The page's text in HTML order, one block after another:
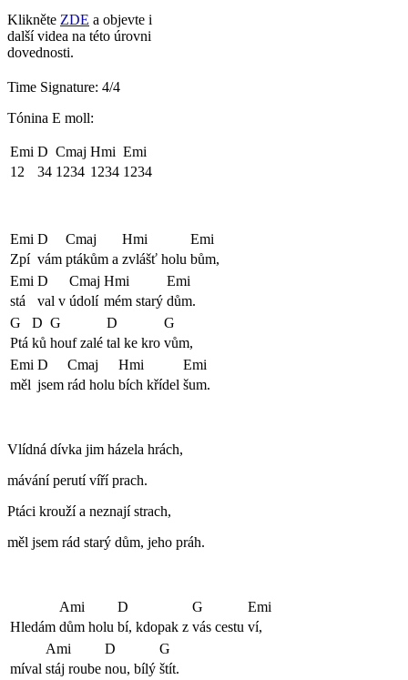
Klikněte ZDE a objevte i
další videa na této úrovni
dovednosti.
Time Signature: 4/4
Tónina E moll:
Emi D Cmaj Hmi Emi
12
34 1234 1234 1234
Emi D Cmaj Hmi
Emi
Zpí vám ptákům a zvlášť holu bům,
Emi D Cmaj Hmi
Emi
stá
val v údolí mém starý dům.
G
D G D
G
Ptá ků houf zalé tal ke kro vům,
Emi D Cmaj Hmi
Emi
měl jsem rád holu bích křídel šum.
Vlídná dívka jim házela hrách,
mávání perutí víří prach.
Ptáci krouží a neznají strach,
měl jsem rád starý dům, jeho práh.
Ami D G
Emi
Hledám dům holu bí, kdopak z vás cestu ví,
Ami
D
G
míval stáj roube nou, bílý štít.